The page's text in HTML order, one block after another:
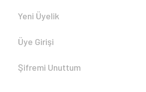
Yeni Üyelik
Üye Girişi
Şifremi Unuttum